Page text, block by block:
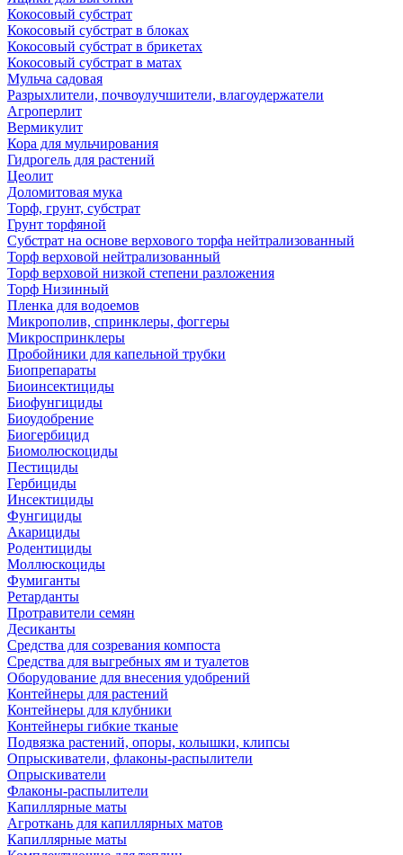
Кокосовый субстрат
Кокосовый субстрат в блоках
Кокосовый субстрат в брикетах
Кокосовый субстрат в матах
Мульча садовая
Разрыхлители, почвоулучшители, влагоудержатели
Агроперлит
Вермикулит
Кора для мульчирования
Гидрогель для растений
Цеолит
Доломитовая мука
Торф, грунт, субстрат
Грунт торфяной
Субстрат на основе верхового торфа нейтрализованный
Торф верховой нейтрализованный
Торф верховой низкой степени разложения
Торф Низинный
Пленка для водоемов
Микрополив, спринклеры, фоггеры
Микроспринклеры
Пробойники для капельной трубки
Биопрепараты
Биоинсектициды
Биофунгициды
Биоудобрение
Биогербицид
Биомолюскоциды
Пестициды
Гербициды
Инсектициды
Фунгициды
Акарициды
Родентициды
Моллюскоциды
Фумиганты
Ретарданты
Протравители семян
Десиканты
Средства для созревания компоста
Средства для выгребных ям и туалетов
Оборудование для внесения удобрений
Контейнеры для растений
Контейнеры для клубники
Контейнеры гибкие тканые
Подвязка растений, опоры, колышки, клипсы
Опрыскиватели, флаконы-распылители
Опрыскиватели
Флаконы-распылители
Капиллярные маты
Агроткань для капиллярных матов
Капиллярные маты